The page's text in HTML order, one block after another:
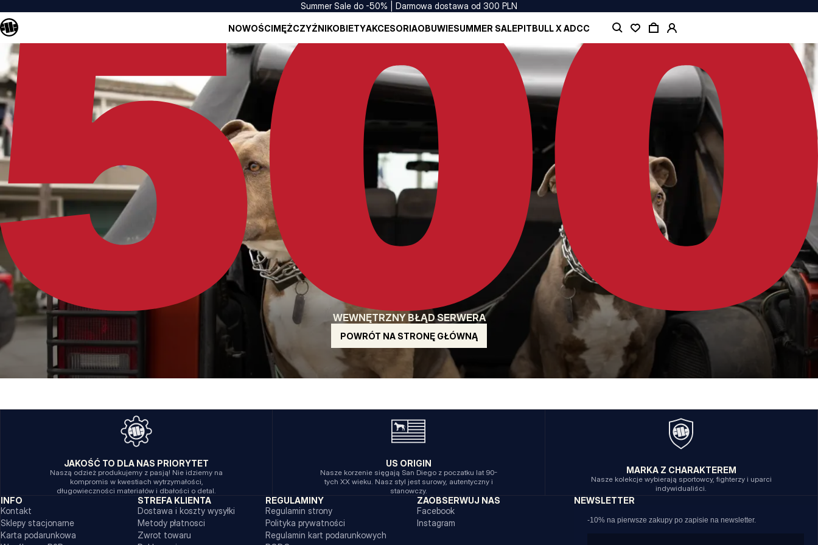
Summer Sale do -50% | Darmowa dostawa od 300 PLN
NOWOŚCIMĘŻCZYŹNIKOBIETYAKCESORIAOBUWIESUMMER SALEPITBULL X ADCC
WEWNĘTRZNY BŁĄD SERWERA
POWRÓT NA STRONĘ GŁÓWNĄ
JAKOŚĆ TO DLA NAS PRIORYTET
Naszą odzież produkujemy z pasją! Nie idziemy na
kompromis w kwestiach wytrzymałości,
długowieczności materiałów i dbałości o detal.
US ORIGIN
Nasze korzenie sięgają San Diego z poczatku lat 90-
tych XX wieku. Nasz styl jest surowy, autentyczny i
stanowczy.
MARKA Z CHARAKTEREM
Nasze kolekcje wybierają sportowcy, fighterzy i uparci
indywidualiści.
INFO
Kontakt
Sklepy stacjonarne
Karta podarunkowa
STREFA KLIENTA
Dostawa i koszty wysyłki
Metody płatnosci
Zwrot towaru
REGULAMINY
Regulamin strony
Polityka prywatności
Regulamin kart podarunkowych
ZAOBSERWUJ NAS
Facebook
Instagram
NEWSLETTER
-10% na pierwsze zakupy po zapisie na newsletter.